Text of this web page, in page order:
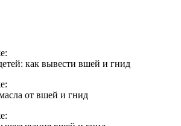
как вывести вшей и гнид
от вшей и гнид